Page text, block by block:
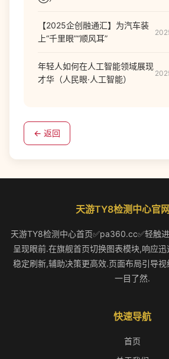
【2025企创融通汇】为汽车装
上“千里眼”“顺风耳”
年轻人如何在人工智能领域展现
才华（人民眼·人工智能）
← 返回
天游TY8检测中心官
天游TY8检测中心首页✅pa360.cc✅轻触
呈现眼前.在旗舰首页切换图表模块,响应
稳定刷新,辅助决策更高效.页面布局引导
一目了然.
快速导航
首页